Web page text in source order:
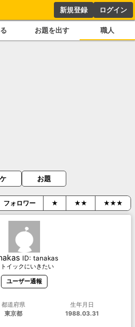
新規登録 ログイン
お題を出す 職人
お題
フォロワー ★ ★★ ★★★
ID: tanakas
イックにいきたい
ユーザー通報
都道府県
東京都
生年月日
1988.03.31